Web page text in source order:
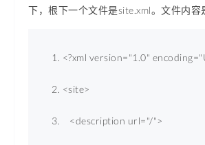
下，根下一个文件是site.xml。文件内容
<?xml version="1.0" encoding=
<site>
<description url="/">